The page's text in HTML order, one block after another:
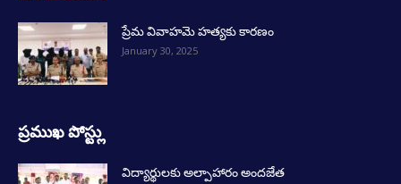
ప్రేమ వివాహమె హత్యకు కారణం
January 30, 2025
ప్రముఖ పోస్ట్లు
విద్యార్థులకు అల్పాహారం అందజేత